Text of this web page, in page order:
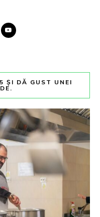
ȘI DĂ GUST UNEI